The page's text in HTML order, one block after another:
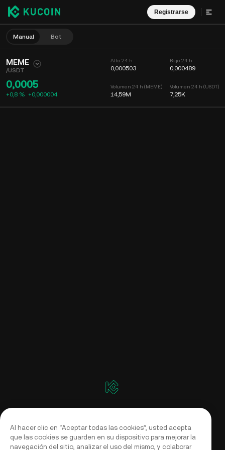
Registrarse
Manual Bot
MEME
/USDT
0,0005
+0,8 % +0,000004
Alto 24 h
0,000503
Volumen 24 h (MEME)
14,59M
Bajo 24 h
0,000489
Volumen 24 h (USDT)
7,25K
Al hacer clic en “Aceptar todas las cookies”, usted acepta
que las cookies se guarden en su dispositivo para mejorar la
navegación del sitio, analizar el uso del mismo, y colaborar